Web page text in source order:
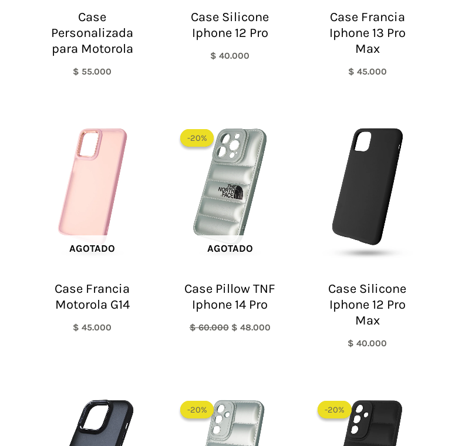
Case
Personalizada
para Motorola
$ 55.000
Case Silicone
Iphone 12 Pro
$ 40.000
Case Francia
Iphone 13 Pro
Max
$ 45.000
AGOTADO
Case Francia
Motorola G14
$ 45.000
-20%
AGOTADO
-20%
Case Pillow TNF
Iphone 14 Pro
$60.000
precio
original
era:
$ 60.000.
$ 48.000
Case Silicone
Iphone 12 Pro
Max
$ 40.000
-20%
-20%
precio
original
era:
$ 60.000.
-20%
-20%
precio
original
era:
$ 60.000.